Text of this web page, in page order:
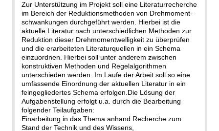
Zur Unterstützung im Projekt soll eine Literaturrecherche
im Bereich der Reduktionsmethoden von Drehmoment-
schwankungen durchgeführt werden. Hierbei ist die
aktuelle Literatur nach unterschiedlichen Methoden zur
Reduktion dieser Drehmomentwelligkeit zu überprüfen
und die erarbeiteten Literaturquellen in ein Schema
einzuordnen. Hierbei soll unter anderem zwischen
konstruktiven Methoden und Regelalgorithmen
unterschieden werden. Im Laufe der Arbeit soll so eine
umfassende Einordnung der aktuellen Literatur in ein
feingegliedertes Schema erfolgen.Die Lösung der
Aufgabenstellung erfolgt u.a. durch die Bearbeitung
folgender Teilaufgaben:
Einarbeitung in das Thema anhand Recherche zum
Stand der Technik und des Wissens,